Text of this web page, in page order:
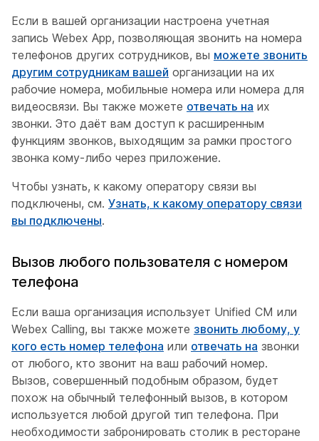
Если в вашей организации настроена учетная
запись Webex App, позволяющая звонить на номера
телефонов других сотрудников, вы можете звонить
другим сотрудникам вашей организации на их
рабочие номера, мобильные номера или номера для
видеосвязи. Вы также можете отвечать на их
звонки. Это даёт вам доступ к расширенным
функциям звонков, выходящим за рамки простого
звонка кому-либо через приложение.
Чтобы узнать, к какому оператору связи вы
подключены, см. Узнать, к какому оператору связи
вы подключены.
Вызов любого пользователя с номером
телефона
Если ваша организация использует Unified CM или
Webex Calling, вы также можете звонить любому, у
кого есть номер телефона или отвечать на звонки
от любого, кто звонит на ваш рабочий номер.
Вызов, совершенный подобным образом, будет
похож на обычный телефонный вызов, в котором
используется любой другой тип телефона. При
необходимости забронировать столик в ресторане